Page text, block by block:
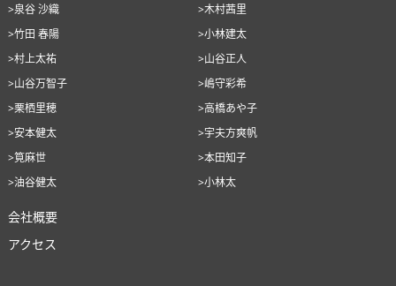
>泉谷 沙織
>木村茜里
>竹田 春陽
>小林建太
>村上太祐
>山谷正人
>山谷万智子
>嶋守彩希
>栗栖里穂
>高橋あや子
>安本健太
>宇夫方爽帆
>筧麻世
>本田知子
>油谷健太
>小林太
会社概要
アクセス